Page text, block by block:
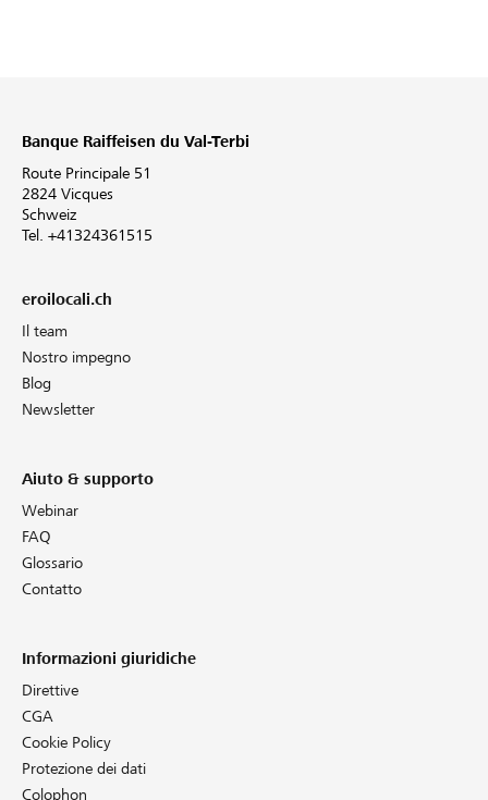
Banque Raiffeisen du Val-Terbi
Route Principale 51
2824 Vicques
Schweiz
Tel. +41324361515
eroilocali.ch
Il team
Nostro impegno
Blog
Newsletter
Aiuto & supporto
Webinar
FAQ
Glossario
Contatto
Informazioni giuridiche
Direttive
CGA
Cookie Policy
Protezione dei dati
Colophon